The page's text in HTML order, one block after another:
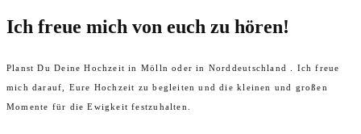
Ich freue mich von euch zu hören!
Planst Du Deine Hochzeit in Mölln oder in Norddeutschland . Ich freue
mich darauf, Eure Hochzeit zu begleiten und die kleinen und großen
Momente für die Ewigkeit festzuhalten.